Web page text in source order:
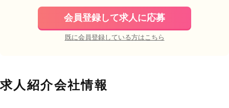
会員登録して求人に応募
既に会員登録している方はこちら
求人紹介会社情報